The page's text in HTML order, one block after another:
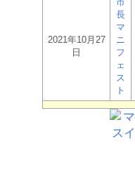
2021年10月27
日
長
マ
ニ
フ
ェ
ス
ト